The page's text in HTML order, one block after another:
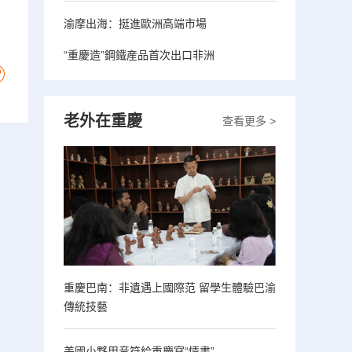
渝摩出海：挺進歐洲高端市場
“重慶造”鋼鐵産品首次出口非洲
查看更多 >
老外在重慶
重慶巴南：非遺遇上國際范 留學生體驗巴渝
傳統技藝